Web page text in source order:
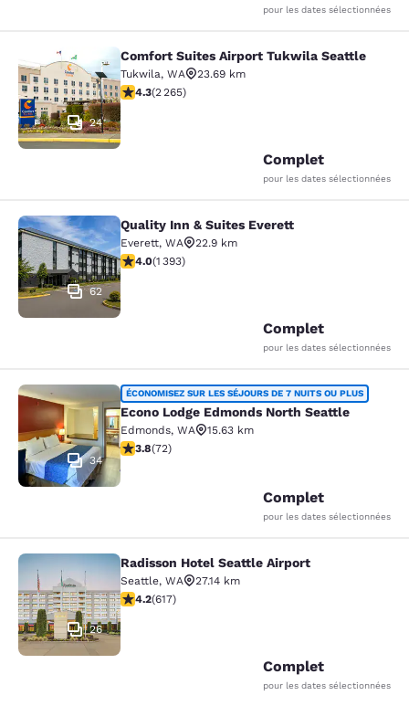
pour les dates sélectionnées
Comfort Suites Airport Tukwila
24
Comfort Suites Airport Tukwila Seattle
Tukwila, WA
23.69 km
4.3 étoiles. Excellent. 2265 commentaires
4.3(2 265)
Complet
pour les dates sélectionnées
Quality Inn & Suites Everett
62
Quality Inn & Suites Everett
Everett, WA
22.9 km
3.98 étoiles. Bien. 1393 commentaires
4.0(1 393)
Complet
pour les dates sélectionnées
Econo Lodge Edmonds North
34
ÉCONOMISEZ SUR LES SÉJOURS DE 7 NUITS OU PLUS
Econo Lodge Edmonds North Seattle
Edmonds, WA
15.63 km
3.82 étoiles. Bien. 72 commentaires
3.8(72)
Complet
pour les dates sélectionnées
Radisson Hotel Seattle Airport
26
Radisson Hotel Seattle Airport
Seattle, WA
27.14 km
4.16 étoiles. Très Bien. 617 commentaires
4.2(617)
Complet
pour les dates sélectionnées